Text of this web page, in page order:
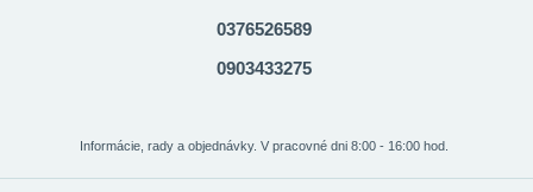
0376526589
0903433275
Informácie, rady a objednávky. V pracovné dni 8:00 - 16:00 hod.